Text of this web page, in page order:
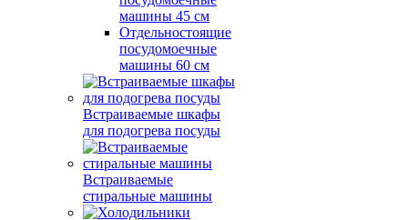
машины 45 см
Отдельностоящие
посудомоечные
машины 60 см
Встраиваемые шкафы
для подогрева посуды
Встраиваемые
стиральные машины